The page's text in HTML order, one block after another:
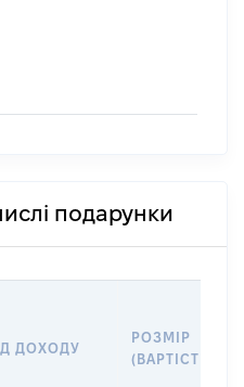
подарунки
ДОХОДУ
РОЗМІР
(ВАРТІСТЬ)